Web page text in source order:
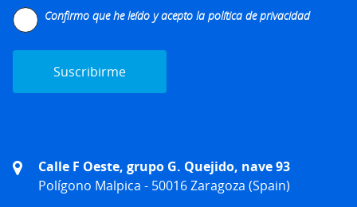
Confirmo que he leído y acepto la política de privacidad
Calle F Oeste, grupo G. Quejido, nave 93
Polígono Malpica - 50016 Zaragoza (Spain)